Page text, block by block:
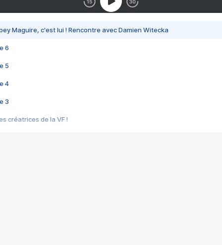
Maguire, c'est lui ! Rencontre avec Damien Witecka
6
5
4
3
créatrices de la VF !